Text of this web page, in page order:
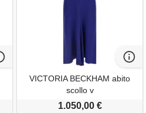
VICTORIA BECKHAM abito
scollo v
1.050,00 €